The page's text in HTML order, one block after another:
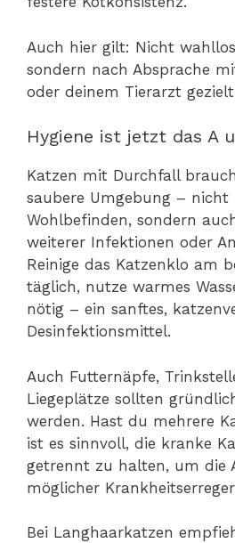
Auch hier gilt: Nicht
sondern nach Absprache
oder deinem Tierarzt
Hygiene ist jetzt das A
Katzen mit Durchfall
saubere Umgebung –
Wohlbefinden, sondern
weiterer Infektionen oder
Reinige das Katzenklo am
täglich, nutze warmes
nötig – ein sanftes,
Desinfektionsmittel.
Auch Futternäpfe,
Liegeplätze sollten
werden. Hast du mehrere
ist es sinnvoll, die kranke
getrennt zu halten, um die
möglicher
Bei Langhaarkatzen